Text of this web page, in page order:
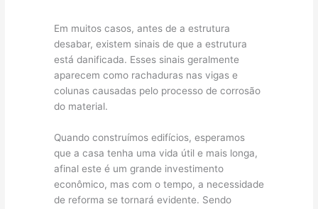
Em muitos casos, antes de a estrutura
desabar, existem sinais de que a estrutura
está danificada. Esses sinais geralmente
aparecem como rachaduras nas vigas e
colunas causadas pelo processo de corrosão
do material.
Quando construímos edifícios, esperamos
que a casa tenha uma vida útil e mais longa,
afinal este é um grande investimento
econômico, mas com o tempo, a necessidade
de reforma se tornará evidente. Sendo